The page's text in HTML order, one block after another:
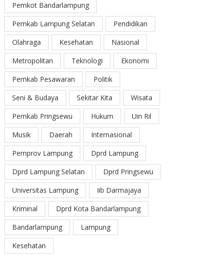
Pemkot Bandarlampung
Pemkab Lampung Selatan
Pendidikan
Olahraga
Kesehatan
Nasional
Metropolitan
Teknologi
Ekonomi
Pemkab Pesawaran
Politik
Seni & Budaya
Sekitar Kita
Wisata
Pemkab Pringsewu
Hukum
Uin Ril
Musik
Daerah
Internasional
Pemprov Lampung
Dprd Lampung
Dprd Lampung Selatan
Dprd Pringsewu
Universitas Lampung
Iib Darmajaya
Kriminal
Dprd Kota Bandarlampung
Bandarlampung
Lampung
Kesehatan